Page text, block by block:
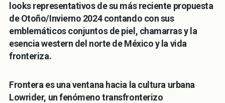
looks representativos de su más reciente propuesta
de Otoño/Invierno 2024 contando con sus
emblemáticos conjuntos de piel, chamarras y la
esencia western del norte de México y la vida
fronteriza.
Frontera es una ventana hacia la cultura urbana
Lowrider, un fenómeno transfronterizo